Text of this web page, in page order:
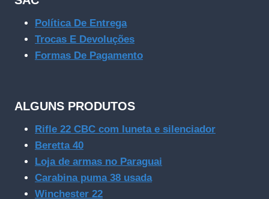
Política De Entrega
Trocas E Devoluções
Formas De Pagamento
ALGUNS PRODUTOS
Rifle 22 CBC com luneta e silenciador
Beretta 40
Loja de armas no Paraguai
Carabina puma 38 usada
Winchester 22